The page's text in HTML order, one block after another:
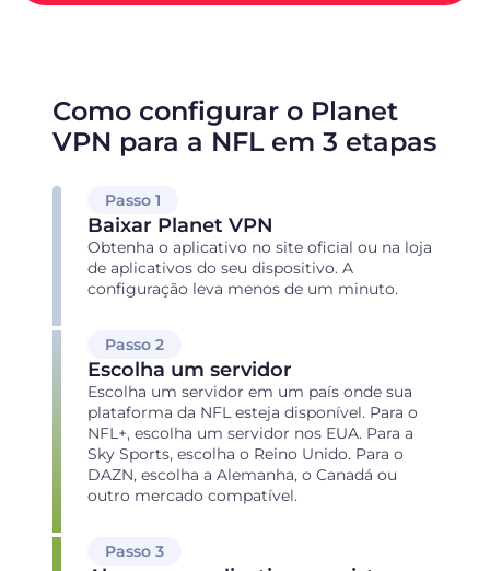
Como configurar o Planet
VPN para a NFL em 3 etapas
Passo 1
Baixar Planet VPN
Obtenha o aplicativo no site oficial ou na loja
de aplicativos do seu dispositivo. A
configuração leva menos de um minuto.
Passo 2
Escolha um servidor
Escolha um servidor em um país onde sua
plataforma da NFL esteja disponível. Para o
NFL+, escolha um servidor nos EUA. Para a
Sky Sports, escolha o Reino Unido. Para o
DAZN, escolha a Alemanha, o Canadá ou
outro mercado compatível.
Passo 3